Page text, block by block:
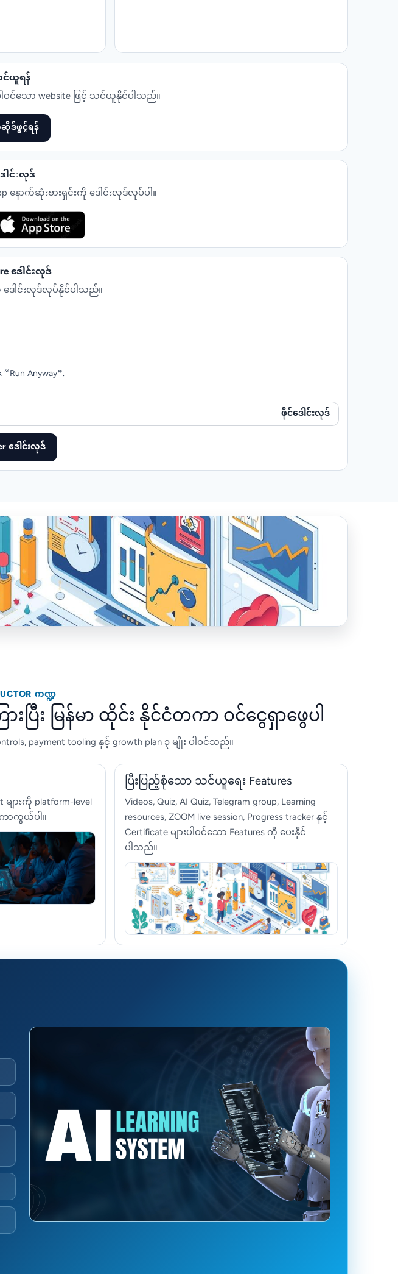
င်ယူရန်
ဝင်သော website ဖြင့် သင်ယူနိုင်ပါသည်။
ဒ်ဖွင့်ရန်
ါင်းလုဒ်
နောက်ဆုံးဗားရှင်းကို ဒေါင်းလုဒ်လုပ်ပါ။
ဒေါင်းလုဒ်
ဒေါင်းလုဒ်လုပ်နိုင်ပါသည်။
Anyway”.
ဖိုင်ဒေါင်းလုဒ်
ဒေါင်းလုဒ်
ကဏ္ဍ
ြီး မြန်မာ ထိုင်း နိုင်ငံတကာ ဝင်ငွေရှာဖွေပါ
payment tooling နှင့် growth plan ၃ မျိုး ပါဝင်သည်။
ျားကို platform-level
ကာကွယ်ပါ။
ပြီးပြည့်စုံသော သင်ယူရေး Features
Videos, Quiz, AI Quiz, Telegram group, Learning
resources, ZOOM live session, Progress tracker နှင့်
Certificate များပါဝင်သော Features ကို ပေးနိုင်
ပါသည်။